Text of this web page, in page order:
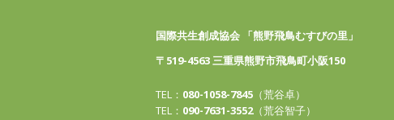
国際共生創成協会 「熊野飛鳥むすびの里」
〒519-4563 三重県熊野市飛鳥町小阪150
TEL： 080-1058-7845 （荒谷卓）
TEL： 090-7631-3552（荒谷智子）